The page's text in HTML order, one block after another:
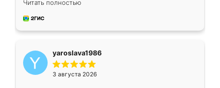
довольны работой. Спасибо Ренессанс
мебель за качественную работу!
Читать полностью
yaroslava1986
3 августа 2026